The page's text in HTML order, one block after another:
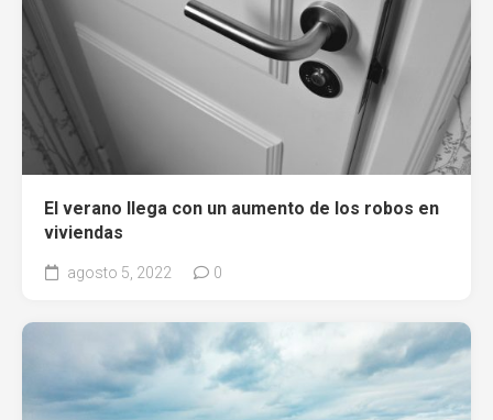
El verano llega con un aumento de los robos en
viviendas
agosto 5, 2022 0